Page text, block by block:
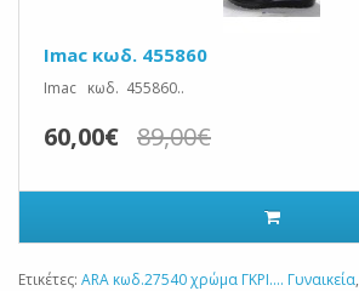
Imac κωδ. 455860
Imac κωδ. 455860..
60,00€ 89,00€
Ετικέτες: ARA κωδ.27540 χρώμα ΓΚΡΙ.... Γυναικεία,